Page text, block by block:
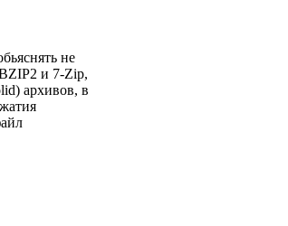
не
и 7-Zip,
архивов, в